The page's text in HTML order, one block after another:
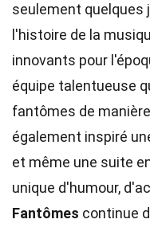
seulement quelques
l'histoire de la
innovants pour
équipe talentueuse
fantômes de
également inspiré
et même une suite
unique d'humour,
Fantômes continue